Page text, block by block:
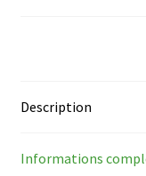
Description
Informations